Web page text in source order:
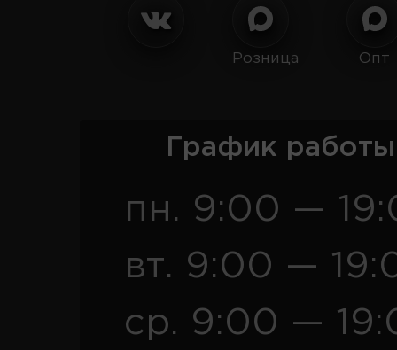
Розница Опт
График
пн. 9:00 —
вт. 9:00 —
ср. 9:00 —